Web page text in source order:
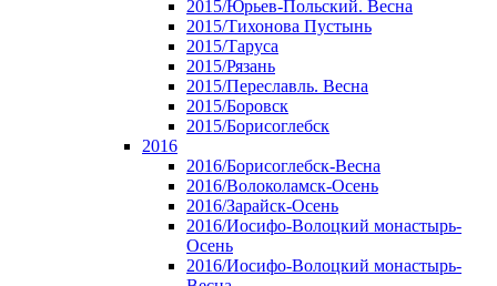
2015/Юрьев-Польский. Весна
2015/Тихонова Пустынь
2015/Таруса
2015/Рязань
2015/Переславль. Весна
2015/Боровск
2015/Борисоглебск
2016
2016/Борисоглебск-Весна
2016/Волоколамск-Осень
2016/Зарайск-Осень
2016/Иосифо-Волоцкий монастырь-
Осень
2016/Иосифо-Волоцкий монастырь-